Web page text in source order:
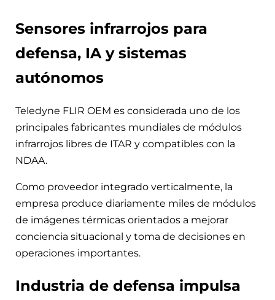
Sensores infrarrojos para
defensa, IA y sistemas
autónomos
Teledyne FLIR OEM es considerada uno de los
principales fabricantes mundiales de módulos
infrarrojos libres de ITAR y compatibles con la
NDAA.
Como proveedor integrado verticalmente, la
empresa produce diariamente miles de módulos
de imágenes térmicas orientados a mejorar
conciencia situacional y toma de decisiones en
operaciones importantes.
Industria de defensa impulsa